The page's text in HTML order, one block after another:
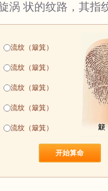
涡 状的纹路，其指
流纹（簸箕）
流纹（簸箕）
流纹（簸箕）
流纹（簸箕）
流纹（簸箕）
开始算命